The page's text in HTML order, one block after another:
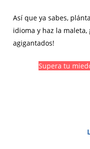
Así que ya sabes,
idioma y haz la maleta,
agigantados!
Supera tu